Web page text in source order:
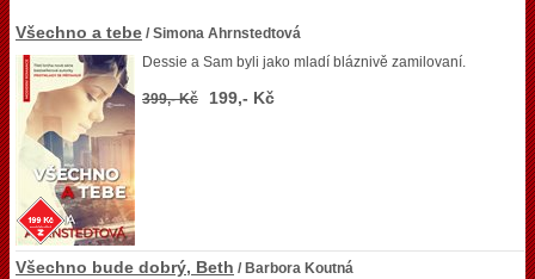
Všechno a tebe / Simona Ahrnstedtová
Dessie a Sam byli jako mladí bláznivě zamilovaní.
399,- Kč 199,- Kč
Všechno bude dobrý, Beth / Barbora Koutná